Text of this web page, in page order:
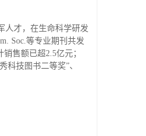
人才，在生命科学研发
Soc.等专业期刊共发
售额已超2.5亿元；
科技图书二等奖”、